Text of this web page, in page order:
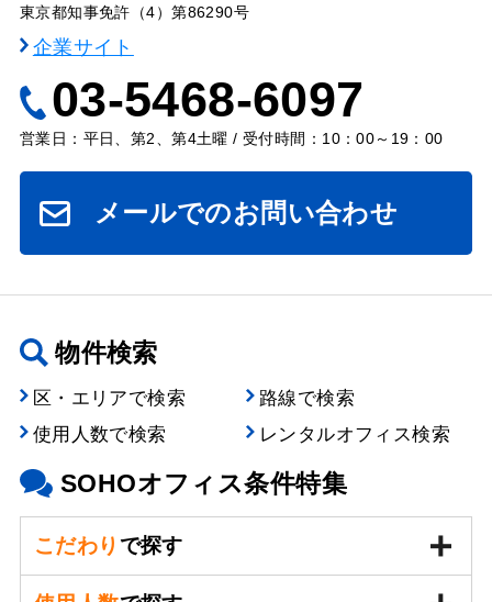
東京都知事免許（4）第86290号
企業サイト
03-5468-6097
営業日：平日、第2、第4土曜 / 受付時間：10：00～19：00
メールでのお問い合わせ
物件検索
区・エリアで検索
路線で検索
使用人数で検索
レンタルオフィス検索
SOHOオフィス条件特集
こだわり で探す